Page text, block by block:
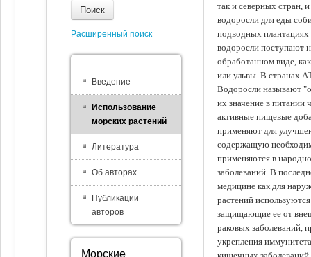
так и северных стран,
водоросли для еды
подводных
водоросли поступают
обработанном виде,
или ульвы. В странах
Водоросли называют
их значение в питании
активные пищевые
применяют для
содержащую
применяются в
заболеваний. В
медицине как для
растений
защищающие ее от
раковых заболеваний,
укрепления
Поиск
Расширенный поиск
Введение
Использование
морских растений
Литература
Об авторах
Публикации
авторов
Морские